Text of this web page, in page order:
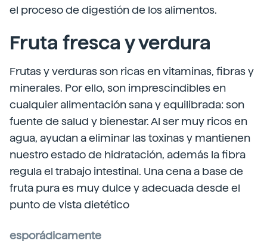
el proceso de digestión de los alimentos.
Fruta fresca y verdura
Frutas y verduras son ricas en vitaminas, fibras y
minerales. Por ello, son imprescindibles en
cualquier alimentación sana y equilibrada: son
fuente de salud y bienestar. Al ser muy ricos en
agua, ayudan a eliminar las toxinas y mantienen
nuestro estado de hidratación, además la fibra
regula el trabajo intestinal. Una cena a base de
fruta pura es muy dulce y adecuada desde el
punto de vista dietético
esporádicamente